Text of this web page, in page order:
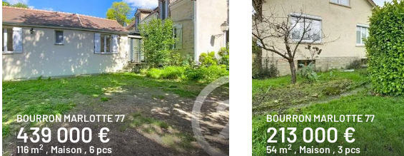
BOURRON MARLOTTE 77
439 000 €
116 m2 , Maison, 6 pcs
BOURRON MARLOTTE 77
213 000 €
54 m2 , Maison, 3 pcs